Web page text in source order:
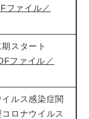
ファイル／
スタート
ファイル／
ルス感染症関
ロナウイルス